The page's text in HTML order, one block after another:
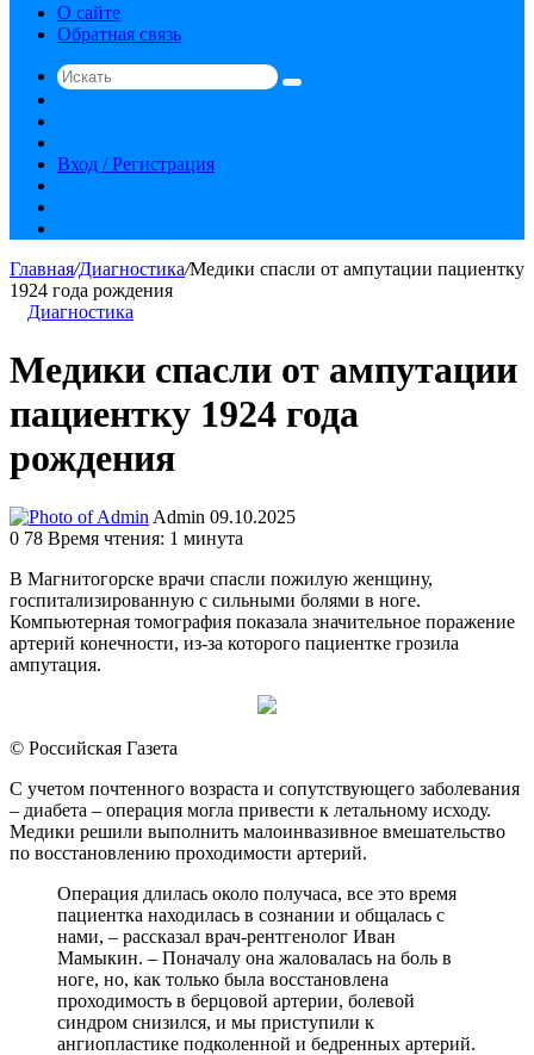
О сайте
Обратная связь
Искать
статья
Вход / Регистрация
Главная/Диагностика/Медики спасли от ампутации пациентку
1924 года рождения
Диагностика
Медики спасли от ампутации
пациентку 1924 года
рождения
Admin Send
an
09.10.2025
0 78 Время чтения: 1 минута
В Магнитогорске врачи спасли пожилую женщину,
госпитализированную с сильными болями в ноге.
Компьютерная томография показала значительное поражение
артерий конечности, из-за которого пациентке грозила
ампутация.
© Российская Газета
С учетом почтенного возраста и сопутствующего заболевания
– диабета – операция могла привести к летальному исходу.
Медики решили выполнить малоинвазивное вмешательство
по восстановлению проходимости артерий.
Операция длилась около получаса, все это время
пациентка находилась в сознании и общалась с
нами, – рассказал врач-рентгенолог Иван
Мамыкин. – Поначалу она жаловалась на боль в
ноге, но, как только была восстановлена
проходимость в берцовой артерии, болевой
синдром снизился, и мы приступили к
ангиопластике подколенной и бедренных артерий.